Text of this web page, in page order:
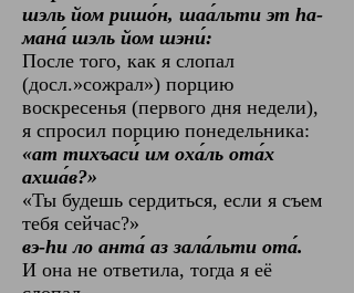
‎шэль йом ришо́н, шаа́льти эт hа-
мана́ шэль йом шэни́:
После того, как я слопал
(досл.»сожрал») порцию
воскресенья (первого дня недели),
я спросил порцию понедельника:
«ат тихъаси́ им оха́ль ота́х
ахша́в?»
«Ты будешь сердиться, если я съем
тебя сейчас?»
вэ-hи ло анта́ аз зала́льти ота́.
И она не ответила, тогда я её